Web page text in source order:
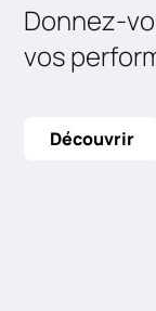
Donnez-
vos
Découvrir